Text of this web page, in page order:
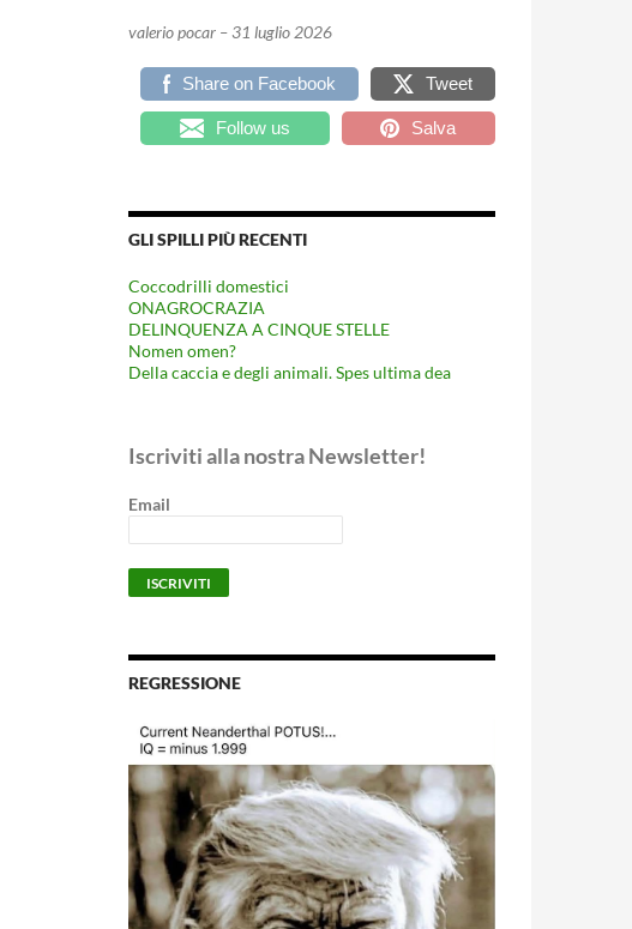
valerio pocar – 31 luglio 2026
Share on Facebook Tweet
Follow us Salva
GLI SPILLI PIÙ RECENTI
Coccodrilli domestici
ONAGROCRAZIA
DELINQUENZA A CINQUE STELLE
Nomen omen?
Della caccia e degli animali. Spes ultima dea
Iscriviti alla nostra Newsletter!
Email
REGRESSIONE